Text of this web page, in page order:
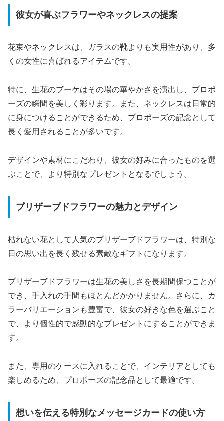
彼女が喜ぶフラワーやネックレスの提案
花束やネックレスは、ガラスの靴よりも実用性があり、多
くの女性に喜ばれるアイテムです。
特に、生花のブーケはその場の華やかさを演出し、プロポ
ーズの瞬間を美しく彩ります。また、ネックレスは日常的
に身につけることができるため、プロポーズの記念として
長く愛用されることが多いです。
デザインや素材にこだわり、彼女の好みに合ったものを選
ぶことで、より特別なプレゼントとなるでしょう。
プリザーブドフラワーの魅力とデザイン
枯れない花として人気のプリザーブドフラワーは、特別な
日の思い出を長く残せる素敵なギフトになります。
プリザーブドフラワーは生花の美しさを長期間保つことが
でき、手入れの手間もほとんどかかりません。さらに、カ
ラーバリエーションも豊富で、彼女の好きな色を選ぶこと
で、より個性的で感動的なプレゼントにすることができま
す。
また、専用のケースに入れることで、インテリアとしても
楽しめるため、プロポーズの記念品として最適です。
想いを伝える特別なメッセージカードの使い方